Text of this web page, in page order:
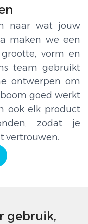
naar wat jouw
maken we een
vorm en
team gebruikt
ontwerpen om
goed werkt
ook elk product
zodat je
vertrouwen.
gebruik,